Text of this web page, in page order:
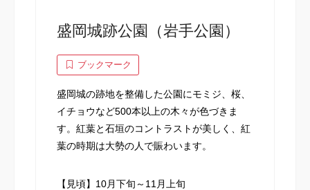
盛岡城跡公園（岩手公園）
ブックマーク
盛岡城の跡地を整備した公園にモミジ、桜、
イチョウなど500本以上の木々が色づきま
す。紅葉と石垣のコントラストが美しく、紅
葉の時期は大勢の人で賑わいます。
【見頃】10月下旬～11月上旬